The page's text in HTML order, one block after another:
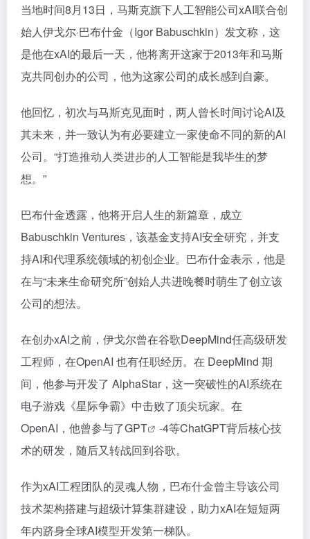
当地时间8月13日，马斯克旗下人工智能公司xAI联合创
始人伊戈尔·巴布什金（Igor Babuschkin）发文称，这
是他在xAI的最后一天，他将离开这家于2013年和马斯
克共同创办的公司，他为这家公司的成长感到自豪。
他回忆，初次与马斯克见面时，两人曾长时间讨论AI及
其未来，并一致认为有必要建立一家使命不同的新的AI
公司。“打造推动人类进步的人工智能是我毕生的梦
想。”
巴布什金透露，他将开启人生的新篇章，成立
Babuschkin Ventures，该基金支持AI安全研究，并支
持AI和代理系统领域的初创企业。巴布什金表示，他是
在与“未来生命研究所”创始人共进晚餐时萌生了创立该
公司的想法。
在创办xAI之前，伊戈尔曾在谷歌DeepMind任高级研发
工程师，在OpenAI 也有任职经历。在 DeepMind 期
间，他参与开发了 AlphaStar，这一突破性的AI系统在
电子游戏《星际争霸》中击败了顶尖玩家。在
OpenAI，他曾参与了GPT
-4等ChatGPT背后核心技
术的研发，随后又转战回到谷歌。
作为xAI工程团队的灵魂人物，巴布什金曾主导该公司
技术架构搭建与超级计算集群建设，助力xAI在短短两
年内跻身全球AI模型开发第一梯队。